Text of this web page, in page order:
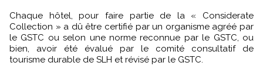
Chaque hôtel, pour faire partie de la « Considerate
Collection » a dû être certifié par un organisme agréé par
le GSTC ou selon une norme reconnue par le GSTC, ou
bien, avoir été évalué par le comité consultatif de
tourisme durable de SLH et révisé par le GSTC.